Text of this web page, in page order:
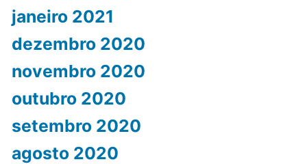
janeiro 2021
dezembro 2020
novembro 2020
outubro 2020
setembro 2020
agosto 2020